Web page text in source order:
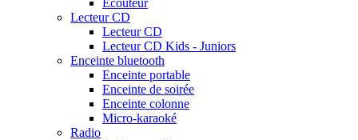
Lecteur CD
Lecteur CD
Lecteur CD Kids - Juniors
Enceinte bluetooth
Enceinte portable
Enceinte de soirée
Enceinte colonne
Micro-karaoké
Radio